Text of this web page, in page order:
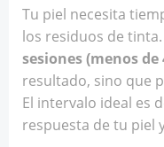
Tu piel necesita
los residuos de tinta.
sesiones (menos de
resultado, sino que
El intervalo ideal es
respuesta de tu piel